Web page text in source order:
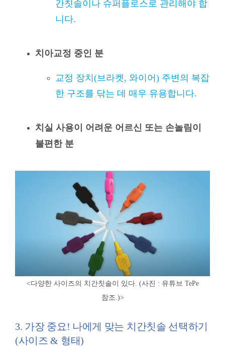
간칫솔이나 슈퍼플로스로 관리해야 합
니다.
치아교정 중인 분
교정 장치(브라켓, 와이어) 주변의 복잡
한 구조를 닦는 데 매우 유용합니다.
치실 사용이 어려운 어르신 또는 손놀림이
불편한 분
<다양한 사이즈의 치간칫솔이 있다. (사진 : 유튜브 TePe
참조.)>
3. 가장 중요! 나에게 맞는 치간칫솔 선택하기
(사이즈 & 형태)